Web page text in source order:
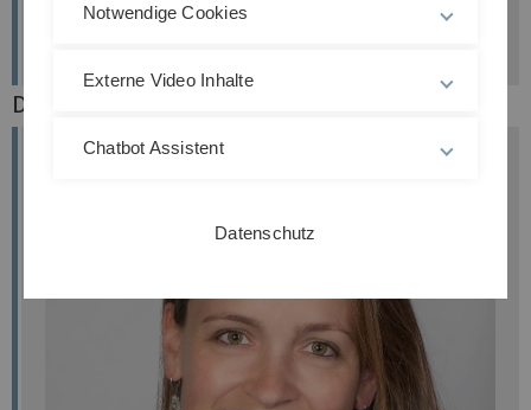
dieter.rautenbach(at)uni-ulm.de
Das Team der ProTrainU-Geschäftsstelle:
Notwendige Cookies
Externe Video Inhalte
Chatbot Assistent
Datenschutz